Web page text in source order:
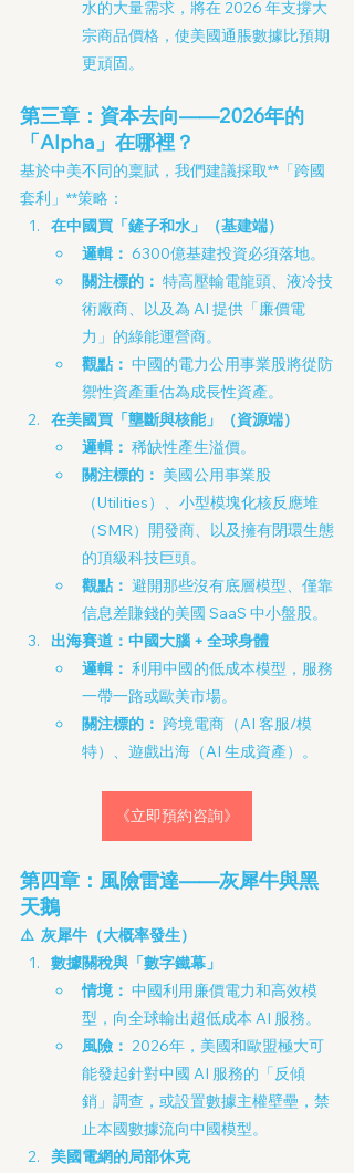
水的大量需求，將在 2026 年支撐大
宗商品價格，使美國通脹數據比預期
更頑固。
第三章：資本去向——2026年的
「Alpha」在哪裡？
基於中美不同的稟賦，我們建議採取**「跨國
套利」**策略：
在中國買「鏟子和水」（基建端）
邏輯： 6300億基建投資必須落地。
關注標的： 特高壓輸電龍頭、液冷技
術廠商、以及為 AI 提供「廉價電
力」的綠能運營商。
觀點： 中國的電力公用事業股將從防
禦性資產重估為成長性資產。
在美國買「壟斷與核能」（資源端）
邏輯： 稀缺性產生溢價。
關注標的： 美國公用事業股
（Utilities）、小型模塊化核反應堆
（SMR）開發商、以及擁有閉環生態
的頂級科技巨頭。
觀點： 避開那些沒有底層模型、僅靠
信息差賺錢的美國 SaaS 中小盤股。
出海賽道：中國大腦 + 全球身體
邏輯： 利用中國的低成本模型，服務
一帶一路或歐美市場。
關注標的： 跨境電商（AI 客服/模
特）、遊戲出海（AI 生成資產）。
《立即預約咨詢》
第四章：風險雷達——灰犀牛與黑
天鵝
⚠️  灰犀牛（大概率發生）
數據關稅與「數字鐵幕」
情境： 中國利用廉價電力和高效模
型，向全球輸出超低成本 AI 服務。
風險： 2026年，美國和歐盟極大可
能發起針對中國 AI 服務的「反傾
銷」調查，或設置數據主權壁壘，禁
止本國數據流向中國模型。
美國電網的局部休克